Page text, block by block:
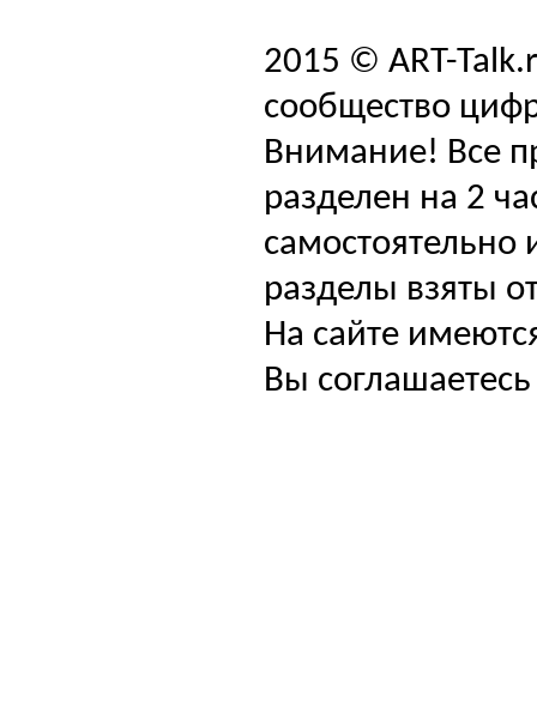
2015 © ART-
сообщество
Внимание! Все
разделен на 2
самостоятельно
разделы взяты
На сайте
Вы